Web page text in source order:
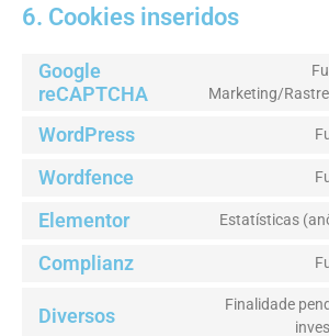
6. Cookies inseridos
Google
reCAPTCHA
Marketing/
WordPress
Wordfence
Elementor Estatísticas
Complianz
Diversos
Finalidade